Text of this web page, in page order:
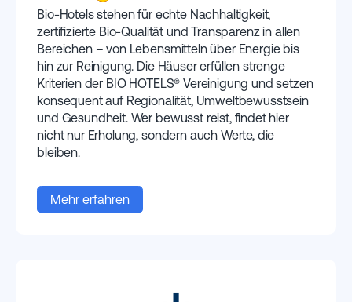
Bio-Hotels stehen für echte Nachhaltigkeit,
zertifizierte Bio-Qualität und Transparenz in allen
Bereichen – von Lebensmitteln über Energie bis
hin zur Reinigung. Die Häuser erfüllen strenge
Kriterien der BIO HOTELS® Vereinigung und setzen
konsequent auf Regionalität, Umweltbewusstsein
und Gesundheit. Wer bewusst reist, findet hier
nicht nur Erholung, sondern auch Werte, die
bleiben.
Mehr erfahren